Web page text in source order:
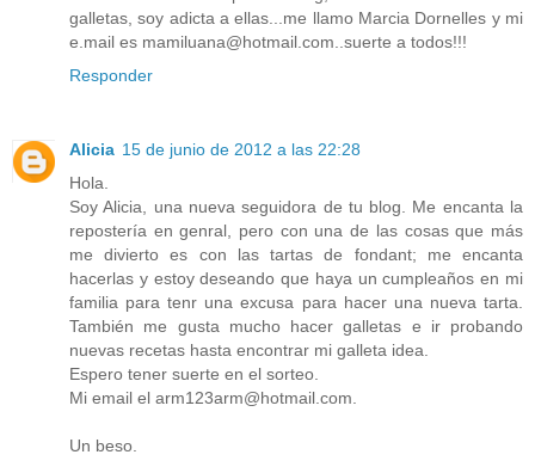
galletas, soy adicta a ellas...me llamo Marcia Dornelles y mi
e.mail es mamiluana@hotmail.com..suerte a todos!!!
Responder
Alicia 15 de junio de 2012 a las 22:28
Hola.
Soy Alicia, una nueva seguidora de tu blog. Me encanta la
repostería en genral, pero con una de las cosas que más
me divierto es con las tartas de fondant; me encanta
hacerlas y estoy deseando que haya un cumpleaños en mi
familia para tenr una excusa para hacer una nueva tarta.
También me gusta mucho hacer galletas e ir probando
nuevas recetas hasta encontrar mi galleta idea.
Espero tener suerte en el sorteo.
Mi email el arm123arm@hotmail.com.
Un beso.